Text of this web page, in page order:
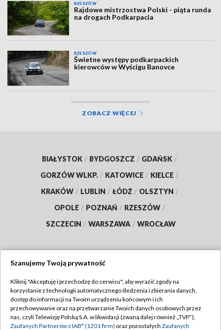
RZESZÓW
Rajdowe mistrzostwa Polski - piąta runda
na drogach Podkarpacia
RZESZÓW
Świetne występy podkarpackich
kierowców w Wyścigu Banovce
ZOBACZ WIĘCEJ
BIAŁYSTOK / BYDGOSZCZ / GDAŃSK /
GORZÓW WLKP. / KATOWICE / KIELCE /
KRAKÓW / LUBLIN / ŁÓDŹ / OLSZTYN /
OPOLE / POZNAŃ / RZESZÓW /
SZCZECIN / WARSZAWA / WROCŁAW
TVP
Abonament TVP
Emisja w TVP
Regulamin TVP
Polityka prywatności
Szanujemy Twoją prywatność
Kliknij "Akceptuję i przechodzę do serwisu", aby wyrazić zgody na
korzystanie z technologii automatycznego śledzenia i zbierania danych,
dostęp do informacji na Twoim urządzeniu końcowym i ich
przechowywanie oraz na przetwarzanie Twoich danych osobowych przez
nas, czyli Telewizję Polską S.A. w likwidacji (zwaną dalej również „TVP”),
Zaufanych Partnerów z IAB* (1201 firm) oraz pozostałych Zaufanych